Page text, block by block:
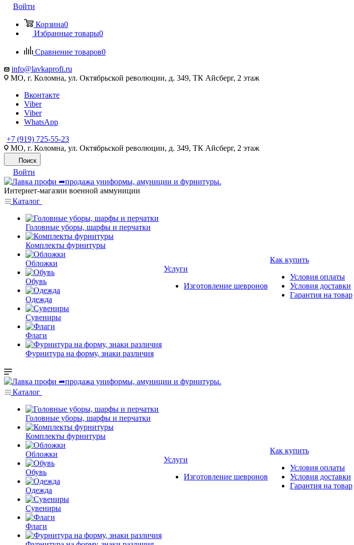
Войти
Корзина0
Избранные товары0
Сравнение товаров0
info@lavkaprofi.ru
МО, г. Коломна, ул. Октябрьской революции, д. 349, ТК Айсберг, 2 этаж
Вконтакте
Viber
Viber
WhatsApp
+7 (919) 725-55-23
МО, г. Коломна, ул. Октябрьской революции, д. 349, ТК Айсберг, 2 этаж
Поиск
Войти
Интернет-магазин военной аммуниции
Каталог
Головные уборы, шарфы и перчатки
Комплекты фурнитуры
Обложки
Обувь
Одежда
Сувениры
Флаги
Фурнитура на форму, знаки различия
Услуги
Изготовление шевронов
Как купить
Условия оплаты
Условия доставки
Гарантия на товар
Каталог
Головные уборы, шарфы и перчатки
Комплекты фурнитуры
Обложки
Обувь
Одежда
Сувениры
Флаги
Услуги
Изготовление шевронов
Как купить
Условия оплаты
Условия доставки
Гарантия на товар